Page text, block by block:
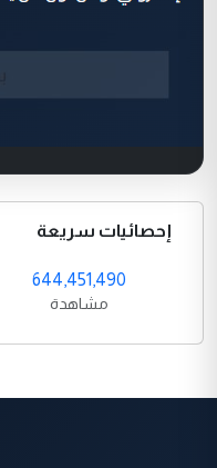
إحصائيات سريعة
644,451,490
مشاهدة